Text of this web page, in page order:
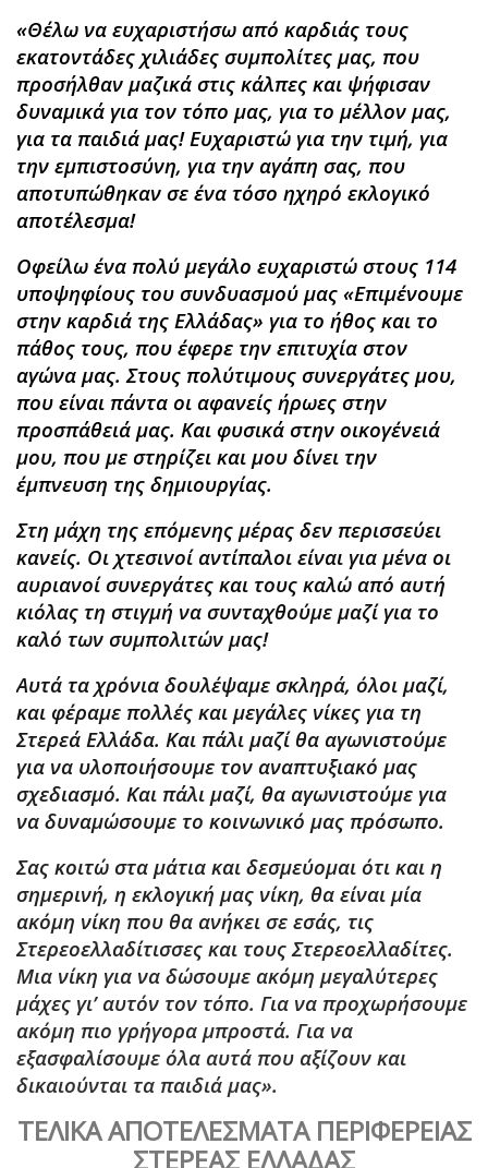
«Θέλω να ευχαριστήσω από καρδιάς τους
εκατοντάδες χιλιάδες συμπολίτες μας, που
προσήλθαν μαζικά στις κάλπες και ψήφισαν
δυναμικά για τον τόπο μας, για το μέλλον μας,
για τα παιδιά μας! Ευχαριστώ για την τιμή, για
την εμπιστοσύνη, για την αγάπη σας, που
αποτυπώθηκαν σε ένα τόσο ηχηρό εκλογικό
αποτέλεσμα!
Οφείλω ένα πολύ μεγάλο ευχαριστώ στους 114
υποψηφίους του συνδυασμού μας «Επιμένουμε
στην καρδιά της Ελλάδας» για το ήθος και το
πάθος τους, που έφερε την επιτυχία στον
αγώνα μας. Στους πολύτιμους συνεργάτες μου,
που είναι πάντα οι αφανείς ήρωες στην
προσπάθειά μας. Και φυσικά στην οικογένειά
μου, που με στηρίζει και μου δίνει την
έμπνευση της δημιουργίας.
Στη μάχη της επόμενης μέρας δεν περισσεύει
κανείς. Οι χτεσινοί αντίπαλοι είναι για μένα οι
αυριανοί συνεργάτες και τους καλώ από αυτή
κιόλας τη στιγμή να συνταχθούμε μαζί για το
καλό των συμπολιτών μας!
Αυτά τα χρόνια δουλέψαμε σκληρά, όλοι μαζί,
και φέραμε πολλές και μεγάλες νίκες για τη
Στερεά Ελλάδα. Και πάλι μαζί θα αγωνιστούμε
για να υλοποιήσουμε τον αναπτυξιακό μας
σχεδιασμό. Και πάλι μαζί, θα αγωνιστούμε για
να δυναμώσουμε το κοινωνικό μας πρόσωπο.
Σας κοιτώ στα μάτια και δεσμεύομαι ότι και η
σημερινή, η εκλογική μας νίκη, θα είναι μία
ακόμη νίκη που θα ανήκει σε εσάς, τις
Στερεοελλαδίτισσες και τους Στερεοελλαδίτες.
Μια νίκη για να δώσουμε ακόμη μεγαλύτερες
μάχες γι’ αυτόν τον τόπο. Για να προχωρήσουμε
ακόμη πιο γρήγορα μπροστά. Για να
εξασφαλίσουμε όλα αυτά που αξίζουν και
δικαιούνται τα παιδιά μας».
ΤΕΛΙΚΑ ΑΠΟΤΕΛΕΣΜΑΤΑ ΠΕΡΙΦΕΡΕΙΑΣ
ΣΤΕΡΕΑΣ ΕΛΛΑΔΑΣ